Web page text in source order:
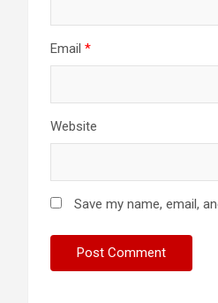
Email *
Website
Save my name, email,